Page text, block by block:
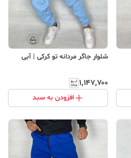
شلوار جاگر مردانه تو کرکی | آبی
۱٬۱۴۷٬۷۰۰
افزودن به سبد